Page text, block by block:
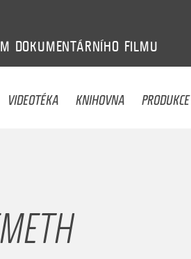
DOKUMENTÁRNÍHO FILMU
VIDEOTÉKA KNIHOVNA PRODUKCE